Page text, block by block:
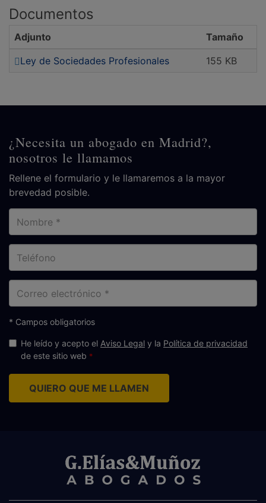
Documentos
Adjunto
Tamaño
Ley de Sociedades Profesionales
155 KB
¿Necesita un abogado en Madrid?,
nosotros le llamamos
Rellene el formulario y le llamaremos a la mayor
brevedad posible.
electrónico
* Campos obligatorios
He leído y acepto el Aviso Legal y la Política de privacidad
de este sitio web
QUIERO QUE ME LLAMEN